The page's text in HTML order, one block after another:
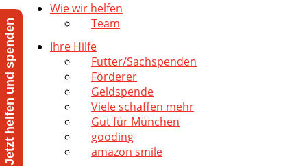
Wie wir helfen
Team
Ihre Hilfe
Futter/Sachspenden
Förderer
Geldspende
Viele schaffen mehr
Gut für München
gooding
amazon smile
Jetzt helfen und spenden